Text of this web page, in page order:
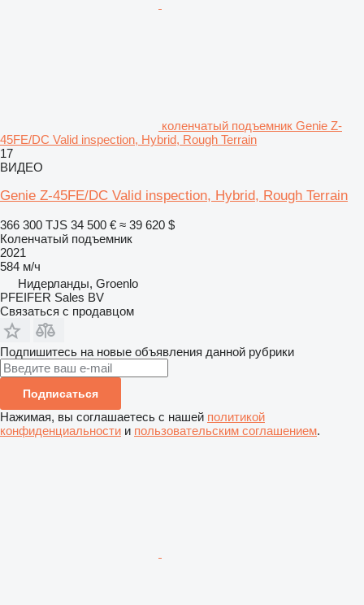
коленчатый подъемник Genie Z-
45FE/DC Valid inspection, Hybrid, Rough Terrain
17
ВИДЕО
Genie Z-45FE/DC Valid inspection, Hybrid, Rough Terrain
366 300 TJS 34 500 € ≈ 39 620 $
Коленчатый подъемник
2021
584 м/ч
Нидерланды, Groenlo
PFEIFER Sales BV
Связаться с продавцом
Подпишитесь на новые объявления данной рубрики
Подписаться
Нажимая, вы соглашаетесь с нашей политикой
конфиденциальности и пользовательским соглашением.